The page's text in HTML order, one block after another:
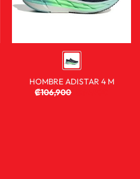
HOMBRE ADISTAR 4 M
₡106,900